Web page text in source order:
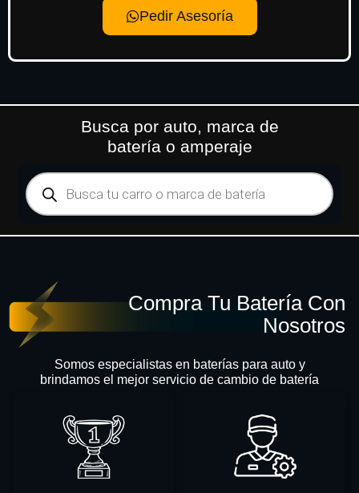
Pedir Asesoría
Busca por auto, marca de
batería o amperaje
Compra Tu Batería Con
Nosotros
Somos especialistas en baterías para auto y
brindamos el mejor servicio de cambio de batería